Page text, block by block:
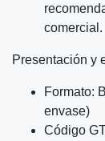
comercial.
Presentación y
Formato:
envase)
Código